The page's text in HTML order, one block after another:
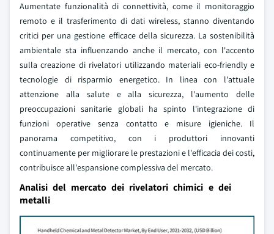
Aumentate funzionalità di connettività, come il monitoraggio
remoto e il trasferimento di dati wireless, stanno diventando
critici per una gestione efficace della sicurezza. La sostenibilità
ambientale sta influenzando anche il mercato, con l'accento
sulla creazione di rivelatori utilizzando materiali eco-friendly e
tecnologie di risparmio energetico. In linea con l'attuale
attenzione alla salute e alla sicurezza, l'aumento delle
preoccupazioni sanitarie globali ha spinto l'integrazione di
funzioni operative senza contatto e misure igieniche. Il
panorama competitivo, con i produttori innovanti
continuamente per migliorare le prestazioni e l'efficacia dei costi,
contribuisce all'espansione complessiva del mercato.
Analisi del mercato dei rivelatori chimici e dei
metalli